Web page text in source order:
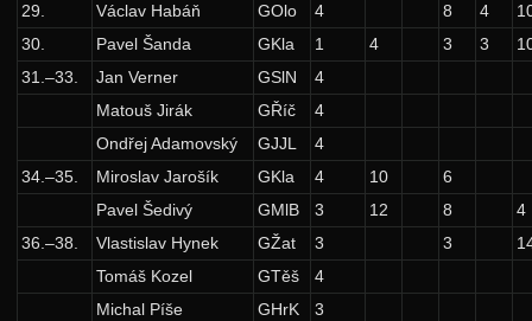
29.
Václav Habáň GOlo 4 8 4
30.
Pavel Šanda GKla 1 4 3 3
31.–33.
Jan Verner GSlN
4
Matouš Jirák
GŘíč
4
Ondřej Adamovský
GJJL
4
34.–35.
Miroslav Jarošík GKla 4 10
6
Pavel Šedivý
GMlB 3 12 8
4
36.–38.
Vlastislav Hynek GŽat 3 3
Tomáš Kozel
GTěš
4
Michal Píše
GHrK
3
15. ročník: 02/03
14. ročník: 01/02
13. ročník: 00/01
12. ročník: 99/00
11. ročník: 98/99
10. ročník: 97/98
9. ročník: 96/97
8. ročník: 95/96